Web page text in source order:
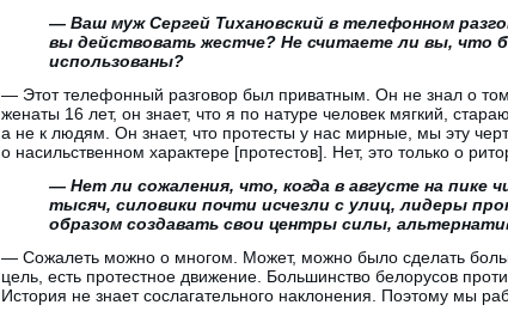
— Ваш муж Сергей Тихановский в телефонном
вы действовать жестче? Не считаете ли вы, что
использованы?
— Этот телефонный разговор был приватным. Он не знал о
женаты 16 лет, он знает, что я по натуре человек мягкий,
а не к людям. Он знает, что протесты у нас мирные, мы эту
о насильственном характере [протестов]. Нет, это только о
— Нет ли сожаления, что, когда в августе на пике
тысяч, силовики почти исчезли с улиц, лидеры
образом создавать свои центры силы,
— Сожалеть можно о многом. Может, можно было сделать
цель, есть протестное движение. Большинство белорусов
История не знает сослагательного наклонения. Поэтому мы